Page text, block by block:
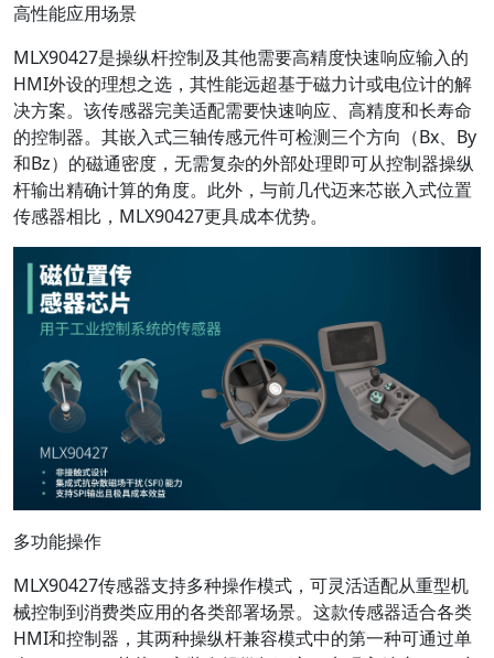
高性能应用场景
MLX90427是操纵杆控制及其他需要高精度快速响应输入的
HMI外设的理想之选，其性能远超基于磁力计或电位计的解
决方案。该传感器完美适配需要快速响应、高精度和长寿命
的控制器。其嵌入式三轴传感元件可检测三个方向（Bx、By
和Bz）的磁通密度，无需复杂的外部处理即可从控制器操纵
杆输出精确计算的角度。此外，与前几代迈来芯嵌入式位置
传感器相比，MLX90427更具成本优势。
多功能操作
MLX90427传感器支持多种操作模式，可灵活适配从重型机
械控制到消费类应用的各类部署场景。这款传感器适合各类
HMI和控制器，其两种操纵杆兼容模式中的第一种可通过单